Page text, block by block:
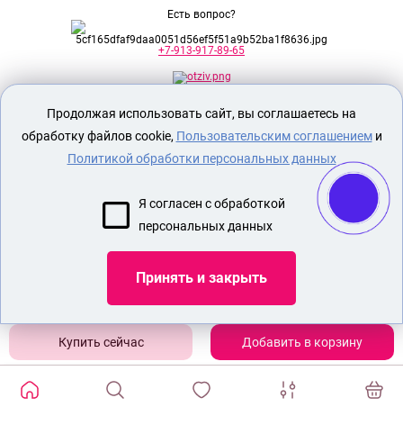
Добавить в корзину
Есть вопрос?
+7-913-917-89-65
Секс шоп Доктор Любви предназначен
исключительно для лиц старше 18 лет!
Вся продукция имеет знак EAC
ЭРОТИЧЕСКОЕ БЕЛЬЕ
Показать еще
Продолжая использовать сайт, вы соглашаетесь на
обработку файлов cookie, Пользовательским соглашениеми
Политикой обработки персональных данных
Я согласен с обработкой
персональных данных
Принять и закрыть